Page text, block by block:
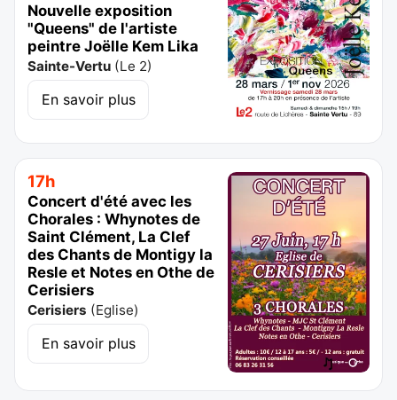
Nouvelle exposition
"Queens" de l'artiste
peintre Joëlle Kem Lika
Sainte-Vertu (Le 2)
En savoir plus
17h
Concert d'été avec les
Chorales : Whynotes de
Saint Clément, La Clef
des Chants de Montigy la
Resle et Notes en Othe de
Cerisiers
Cerisiers (Eglise)
En savoir plus